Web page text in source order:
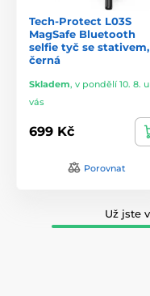
Tech-Protect L03S
MagSafe Bluetooth
selfie tyč se stativem,
černá
Skladem, v pondělí 10. 8. u
vás
699 Kč
Porovnat
Už jste